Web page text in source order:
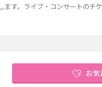
す。ライブ・コンサートの
お